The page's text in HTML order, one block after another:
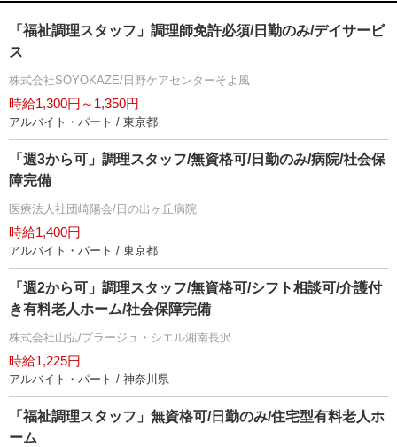
「福祉調理スタッフ」調理師免許必須/日勤のみ/デイサービ
ス
株式会社SOYOKAZE/日野ケアセンターそよ風
時給1,300円～1,350円
アルバイト・パート / 東京都
「週3から可」調理スタッフ/無資格可/日勤のみ/病院/社会保
障完備
医療法人社団崎陽会/日の出ヶ丘病院
時給1,400円
アルバイト・パート / 東京都
「週2から可」調理スタッフ/無資格可/シフト相談可/介護付
き有料老人ホーム/社会保障完備
株式会社山弘/プラージュ・シエル湘南長沢
時給1,225円
アルバイト・パート / 神奈川県
「福祉調理スタッフ」無資格可/日勤のみ/住宅型有料老人ホ
ーム